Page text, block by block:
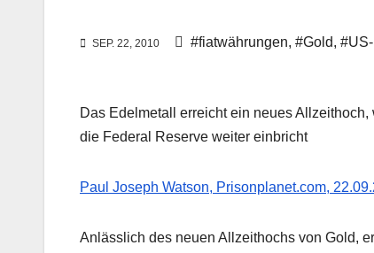
SEP. 22, 2010 #fiatwährungen, #Gold,
Das Edelmetall erreicht ein neues
die Federal Reserve weiter einbricht
Paul Joseph Watson, Prisonplanet.com,
Anlässlich des neuen Allzeithochs von Gold,